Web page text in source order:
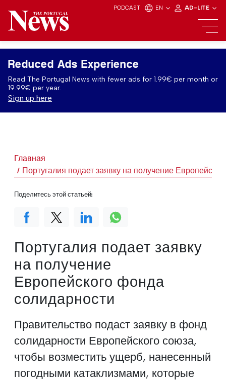
PODCAST EN AD-LITE
Reduced Ads Experience
Read The Portugal News with fewer ads for 1.99€ per month or
19.99€ per year.
Sign up here
Главная
Португалия подает заявку на получение
Португалия подает заявку
на получение
Европейского фонда
солидарности
Правительство подаст заявку в фонд
солидарности Европейского союза,
чтобы возместить ущерб, нанесенный
погодными катаклизмами, которые
Поделитесь этой статьей: